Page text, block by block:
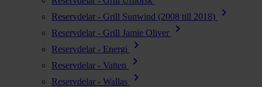
Reservdelar - Grill Sunwind (2008 till 2018) chevron_right
Reservdelar - Grill Jamie Oliver chevron_right
Reservdelar - Energi chevron_right
Reservdelar - Vatten chevron_right
Reservdelar - Wallas
chevron_right